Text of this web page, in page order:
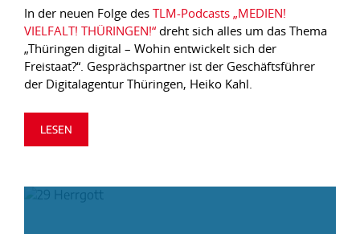
In der neuen Folge des TLM-Podcasts „MEDIEN!
VIELFALT! THÜRINGEN!“ dreht sich alles um das Thema
„Thüringen digital – Wohin entwickelt sich der
Freistaat?“. Gesprächspartner ist der Geschäftsführer
der Digitalagentur Thüringen, Heiko Kahl.
LESEN